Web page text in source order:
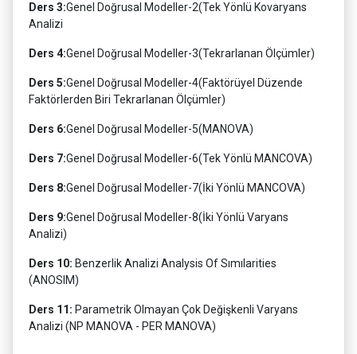
Ders 3:Genel Doğrusal Modeller-2(Tek Yönlü Kovaryans
Analizi
Ders 4:Genel Doğrusal Modeller-3(Tekrarlanan Ölçümler)
Ders 5:Genel Doğrusal Modeller-4(Faktörüyel Düzende
Faktörlerden Biri Tekrarlanan Ölçümler)
Ders 6:Genel Doğrusal Modeller-5(MANOVA)
Ders 7:Genel Doğrusal Modeller-6(Tek Yönlü MANCOVA)
Ders 8:Genel Doğrusal Modeller-7(İki Yönlü MANCOVA)
Ders 9:Genel Doğrusal Modeller-8(İki Yönlü Varyans
Analizi)
Ders 10: Benzerlik Analizi Analysis Of Sımılarities
(ANOSIM)
Ders 11: Parametrik Olmayan Çok Değişkenli Varyans
Analizi (NP MANOVA - PER MANOVA)